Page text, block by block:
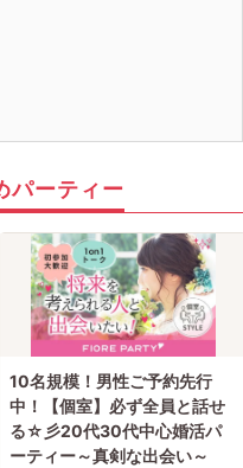
パーティー
10名規模！男性ご予約先行
中！【個室】必ず全員と話せ
る☆彡20代30代中心婚活パ
ーティー～真剣な出会い～